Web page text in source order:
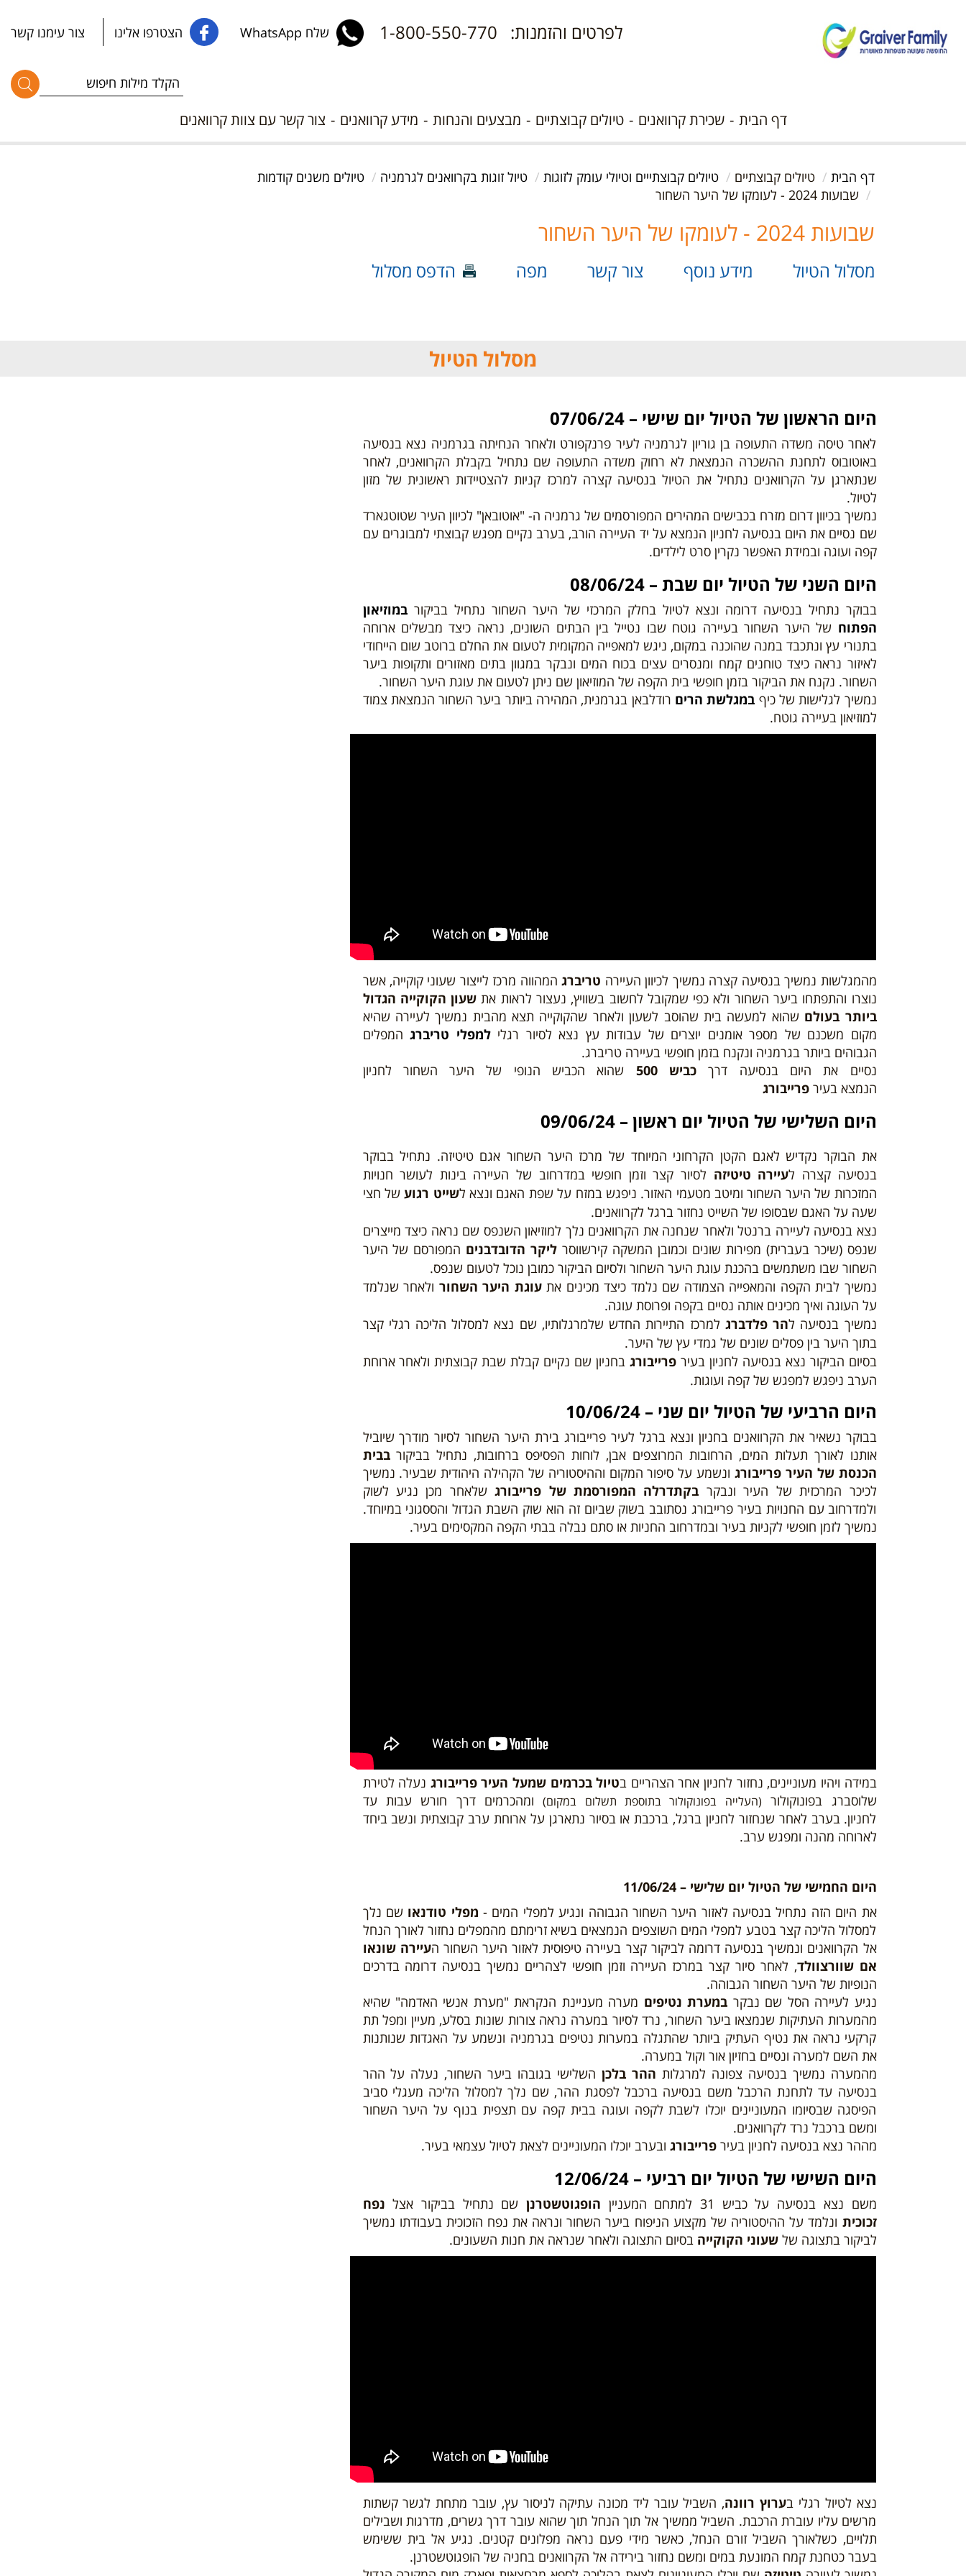
שלח WhatsApp הצטרפו אלינו צור עימנו קשר לפרטים והזמנות: 1-800-550-770
דף הבית שכירת קרוואנים טיולים קבוצתיים מבצעים והנחות מידע קרוואנים צור קשר עם צוות קרוואנים
דף הבית טיולים קבוצתיים טיולים קבוצתייים וטיולי עומק לזוגות טיול זוגות בקרוואנים לגרמניה
טיולים משנים קודמות
שבועות 2024 - לעומקו של היער השחור
שבועות 2024 - לעומקו של היער השחור
מסלול הטיול מידע נוסף צור קשר מפה הדפס מסלול
מסלול הטיול
היום הראשון של הטיול יום שישי – 07/06/24
לאחר טיסה משדה התעופה בן גוריון לגרמניה לעיר פרנקפורט ולאחר הנחיתה בגרמניה נצא בנסיעה
באוטובוס לתחנת ההשכרה הנמצאת לא רחוק משדה התעופה שם נתחיל בקבלת הקרוואנים, לאחר
שנתארגן על הקרוואנים נתחיל את הטיול בנסיעה קצרה למרכז קניות להצטיידות ראשונית של מזון
לטיול.
נמשיך בכיוון דרום מזרח בכבישים המהירים המפורסמים של גרמניה ה- "אוטובאן" לכיוון העיר שטוטגארד
שם נסיים את היום בנסיעה לחניון הנמצא על יד העיירה הורב, בערב נקיים מפגש קבוצתי למבוגרים עם
קפה ועוגה ובמידת האפשר נקרין סרט לילדים.
היום השני של הטיול יום שבת – 08/06/24
בבוקר נתחיל בנסיעה דרומה ונצא לטיול בחלק המרכזי של היער השחור נתחיל בביקורבמוזיאון
הפתוח של היער השחור בעיירה גוטח שבו נטייל בין הבתים השונים, נראה כיצד מבשלים ארוחה
בתנורי עץ ונתכבד במנה שהוכנה במקום, ניגש למאפייה המקומית לטעום את החלם ברוטב שום הייחודי
לאיזור נראה כיצד טוחנים קמח ומנסרים עצים בכוח המים ונבקר במגוון בתים מאזורים ותקופות ביער
השחור. נקנח את הביקור בזמן חופשי בית הקפה של המוזיאון שם ניתן לטעום את עוגת היער השחור.
נמשיך לגלישות של כיף במגלשת הרים רודלבאן בגרמנית, המהירה ביותר ביער השחור הנמצאת צמוד
למוזיאון בעיירה גוטח.
מהמגלשות נמשיך בנסיעה קצרה נמשיך לכיוון העיירה טריברגהמהווה מרכז לייצור שעוני קוקייה, אשר
נוצרו והתפתחו ביער השחור ולא כפי שמקובל לחשוב בשוויץ, נעצור לראות את שעון הקוקייה הגדול
ביותר בעולם שהוא למעשה בית שהוסב לשעון ולאחר שהקוקייה תצא מהבית נמשיך לעיירה שהיא
מקום משכנם של מספר אומנים יוצרים של עבודות עץ נצא לסיור רגלילמפלי טריברג המפלים
הגבוהים ביותר בגרמניה ונקנח בזמן חופשי בעיירה טריברג.
נסיים את היום בנסיעה דרךכביש 500
שהוא הכביש הנופי של היער השחור לחניון
הנמצא בעירפרייבורג
היום השלישי של הטיול יום ראשון – 09/06/24
את הבוקר נקדיש לאגם הקטן הקרחוני המיוחד של מרכז היער השחור אגם טיטיזה. נתחיל בבוקר
בנסיעה קצרה לעיירה טיטיזה לסיור קצר וזמן חופשי במדרחוב של העיירה בינות לעושר חנויות
המזכרות של היער השחור ומיטב מטעמי האזור. ניפגש במזח על שפת האגם ונצא לשייט רגועשל חצי
שעה על האגם שבסופו של השייט נחזור ברגל לקרוואנים.
נצא בנסיעה לעיירה ברנטל ולאחר שנחנה את הקרוואנים נלך למוזיאון השנפס שם נראה כיצד מייצרים
שנפס (שיכר בעברית) מפירות שונים וכמובן המשקה קירשווסר ליקר הדובדבנים המפורסם של היער
השחור שבו משתמשים בהכנת עוגת היער השחור ולסיום הביקור כמובן נוכל לטעום שנפס.
נמשיך לבית הקפה והמאפייה הצמודה שם נלמד כיצד מכינים אתעוגת היער השחור ולאחר שנלמד
על העוגה ואיך מכינים אותה נסיים בקפה ופרוסת עוגה.
נמשיך בנסיעה להר פלדברג למרכז התיירות החדש שלמרגלותיו, שם נצא למסלול הליכה רגלי קצר
בתוך היער בין פסלים שונים של גמדי עץ של היער.
בסיום הביקור נצא בנסיעה לחניון בעירפרייבורג בחניון שם נקיים קבלת שבת קבוצתית ולאחר ארוחת
הערב ניפגש למפגש של קפה ועוגות.
היום הרביעי של הטיול יום שני – 10/06/24
בבוקר נשאיר את הקרוואנים בחניון ונצא ברגל לעיר פרייבורג בירת היער השחור לסיור מודרך שיוביל
אותנו לאורך תעלות המים, הרחובות המרוצפים אבן, לוחות הפסיפס ברחובות, נתחיל בביקורבבית
הכנסת של העיר פרייבורג ונשמע על סיפור המקום וההיסטוריה של הקהילה היהודית שבעיר. נמשיך
לכיכר המרכזית של העיר ונבקר בקתדרלה המפורסמת של פרייבורגשלאחר מכן נגיע לשוק
ולמדרחוב עם החנויות בעיר פרייבורג נסתובב בשוק שביום זה הוא שוק השבת הגדול והססגוני במיוחד.
נמשיך לזמן חופשי לקניות בעיר ובמדרחוב החניות או סתם נבלה בבתי הקפה המקסימים בעיר.
במידה ויהיו מעוניינים, נחזור לחניון אחר הצהריים בטיול בכרמים שמעל העיר פרייבורג נעלה לטירת
שלוסברג בפונוקולור (העלייה בפונוקולור בתוספת תשלום במקום)ומהכרמים דרך חורש עבות עד
לחניון. בערב לאחר שנחזור לחניון ברגל, ברכבת או בסיור נתארגן על ארוחת ערב קבוצתית ונשב ביחד
לארוחה מהנה ומפגש ערב.
היום החמישישל הטיול יום שלישי – 11/06/24
את היום הזה נתחיל בנסיעה לאזור היער השחור הגבוהה ונגיע למפלי המים - מפלי טודנאו שם נלך
למסלול הליכה קצר בטבע למפלי המים השוצפים הנמצאים בשיא זרימתם מהמפלים נחזור לאורך הנחל
אל הקרוואנים ונמשיך בנסיעה דרומה לביקור קצר בעיירה טיפוסית לאזור היער השחור העיירה שונאו
אם שוורצוולד, לאחר סיור קצר במרכז העיירה וזמן חופשי לצהריים נמשיך בנסיעה דרומה בדרכים
הנופיות של היער השחור הגבוהה.
נגיע לעיירה הסל שם נבקר במערת נטיפים מערה מעניינת הנקראת "מערת אנשי האדמה" שהיא
מהמערות העתיקות שנמצאו ביער השחור, נרד לסיור במערה נראה צורות שונות בסלע, מעיין ומפל תת
קרקעי נראה את נטיף העתיק ביותר שהתגלה במערות נטיפים בגרמניה ונשמע על האגדות שנותנות
את השם למערה ונסיים בחזיון אור וקול במערה.
מהמערה נמשיך בנסיעה צפונה למרגלות ההר בלכן השלישי בגובהו ביער השחור, נעלה על ההר
בנסיעה עד לתחנת הרכבל משם בנסיעה ברכבל לפסגת ההר, שם נלך למסלול הליכה מעגלי סביב
הפיסגה שבסיומו המעוניינים יוכלו לשבת לקפה ועוגה בבית קפה עם תצפית בנוף על היער השחור
ומשם ברכבל נרד לקרוואנים.
מההר נצא בנסיעה לחניון בעירפרייבורג ובערב יוכלו המעוניינים לצאת לטיול עצמאי בעיר.
היום השישי של הטיול יום רביעי – 12/06/24
משם נצא בנסיעה על כביש 31 למתחם המעניין הופגוטשטרנן שם נתחיל בביקור אצל נפח
זכוכית ונלמד על ההיסטוריה של מקצוע הניפוח ביער השחור ונראה את נפח הזכוכית בעבודתו נמשיך
לביקור בתצוגה שלשעוני הקוקייה בסיום התצוגה ולאחר שנראה את חנות השעונים.
נצא לטיול רגלי בערוץ רוונה, השביל עובר ליד מכונה עתיקה לניסור עץ, עובר מתחת לגשר קשתות
מרשים עליו עוברת הרכבת. השביל ממשיך אל תוך הנחל תוך שהוא עובר דרך גשרים, מדרגות ושבילים
תלויים, כשלאורך השביל זורם הנחל, כאשר מידי פעם נראה מפלונים קטנים. נגיע אל בית ששימש
בעבר כטחנת קמח המונעת במים ומשם נחזור בירידה אל הקרוואנים בחניה של הופגוטשטרנן.